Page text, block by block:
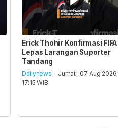
Erick Thohir Konfirmasi FIFA
Lepas Larangan Suporter
Tandang
Dailynews - Jumat , 07 Aug 2026,
17:15 WIB